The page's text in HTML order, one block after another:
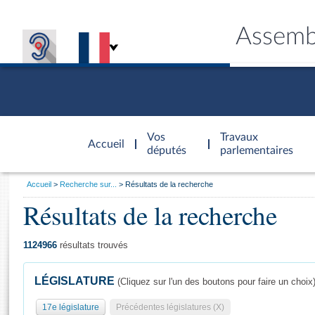
Accueil
d'accueil
Vos
députés
Travaux
parlementaires
Général
Vous
Accueil Recherche sur... Résultats de la recherche
Résultats de la recherche
1124966 résultats trouvés
LÉGISLATURE (Cliquez sur l'un des boutons pour faire un choix)
17e législature Précédentes législatures (X)